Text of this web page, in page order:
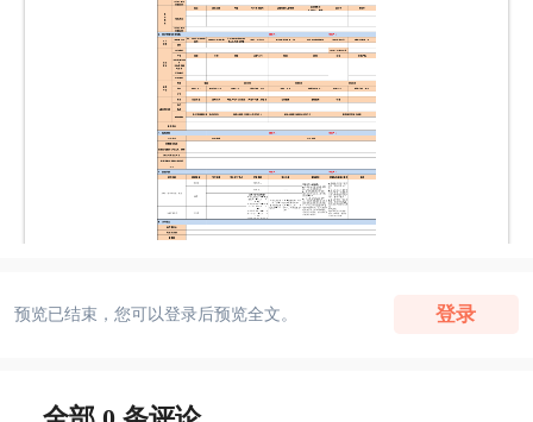
预览已结束，您可以登录后预览全文。 登录